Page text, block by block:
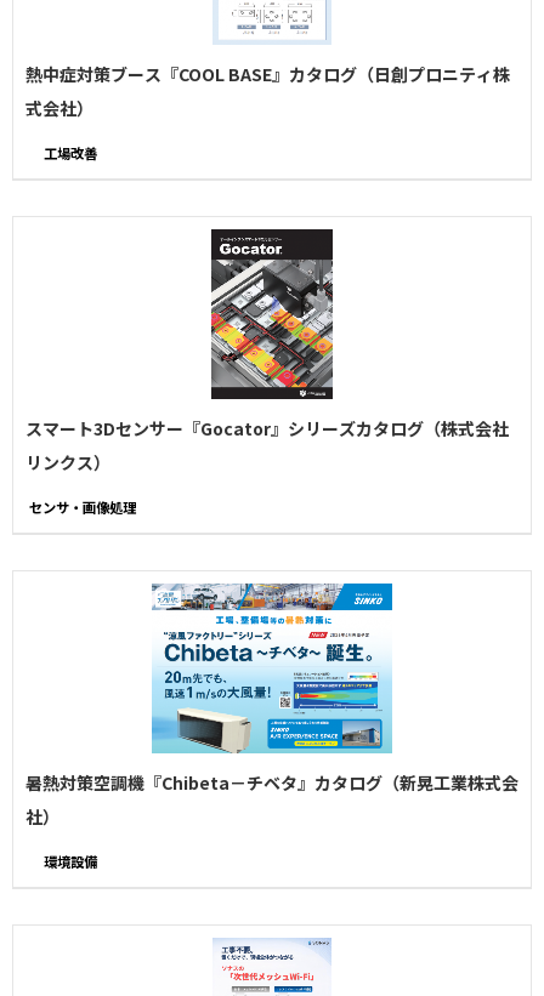
熱中症対策ブース『COOL BASE』カタログ（日創プロニティ株
式会社）
工場改善
スマート3Dセンサー『Gocator』シリーズカタログ（株式会社
リンクス）
センサ・画像処理
暑熱対策空調機『Chibeta－チベタ』カタログ（新晃工業株式会
社）
環境設備